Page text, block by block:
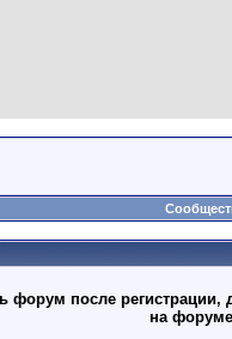
после регистрации,
на